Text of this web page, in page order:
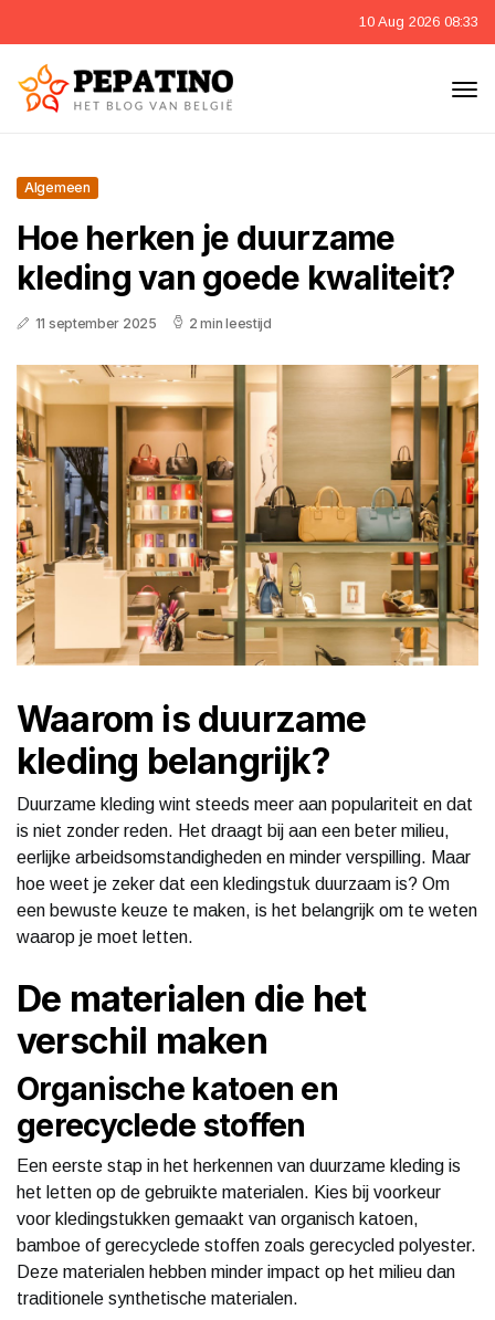
10 Aug 2026 08:33
Algemeen
Hoe herken je duurzame
kleding van goede kwaliteit?
11 september 2025 2 min leestijd
Waarom is duurzame
kleding belangrijk?
Duurzame kleding wint steeds meer aan populariteit en dat
is niet zonder reden. Het draagt bij aan een beter milieu,
eerlijke arbeidsomstandigheden en minder verspilling. Maar
hoe weet je zeker dat een kledingstuk duurzaam is? Om
een bewuste keuze te maken, is het belangrijk om te weten
waarop je moet letten.
De materialen die het
verschil maken
Organische katoen en
gerecyclede stoffen
Een eerste stap in het herkennen van duurzame kleding is
het letten op de gebruikte materialen. Kies bij voorkeur
voor kledingstukken gemaakt van organisch katoen,
bamboe of gerecyclede stoffen zoals gerecycled polyester.
Deze materialen hebben minder impact op het milieu dan
traditionele synthetische materialen.